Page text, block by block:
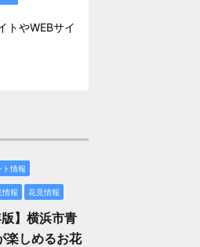
トやWEBサイ
ト情報
情報 花見情報
】横浜市青
楽しめるお花